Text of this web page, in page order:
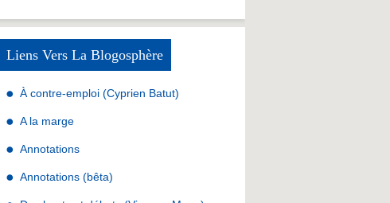
Liens Vers La Blogosphère
À contre-emploi (Cyprien Batut)
A la marge
Annotations
Annotations (bêta)